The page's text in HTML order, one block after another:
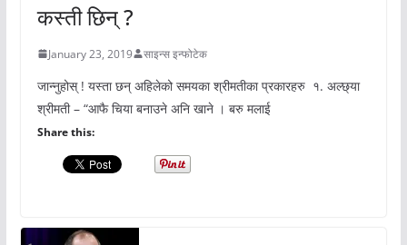
कस्ती छिन् ?
January 23, 2019 साइन्स इन्फोटेक
जान्नुहोस् ! यस्ता छन् अहिलेको समयका श्रीमतीका प्रकारहरु १. अल्छ्या
श्रीमती – “आफै चिया बनाउने अनि खाने । बरु मलाई
Share this: